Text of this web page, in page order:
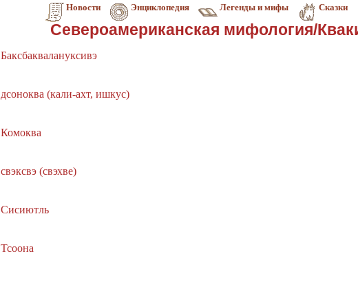
Новости Энциклопедия Легенды и мифы Сказки
Североамериканская мифология/
Баксбаквалануксивэ
дсоноква (кали-ахт, ишкус)
Комоква
свэксвэ (свэхве)
Сисиютль
Тсоона